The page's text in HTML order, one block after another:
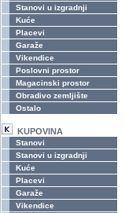
Stanovi u izgradnji
Kuće
Placevi
Garaže
Vikendice
Poslovni prostor
Magacinski prostor
Obradivo zemljište
Ostalo
KUPOVINA
Stanovi
Stanovi u izgradnji
Kuće
Placevi
Garaže
Vikendice